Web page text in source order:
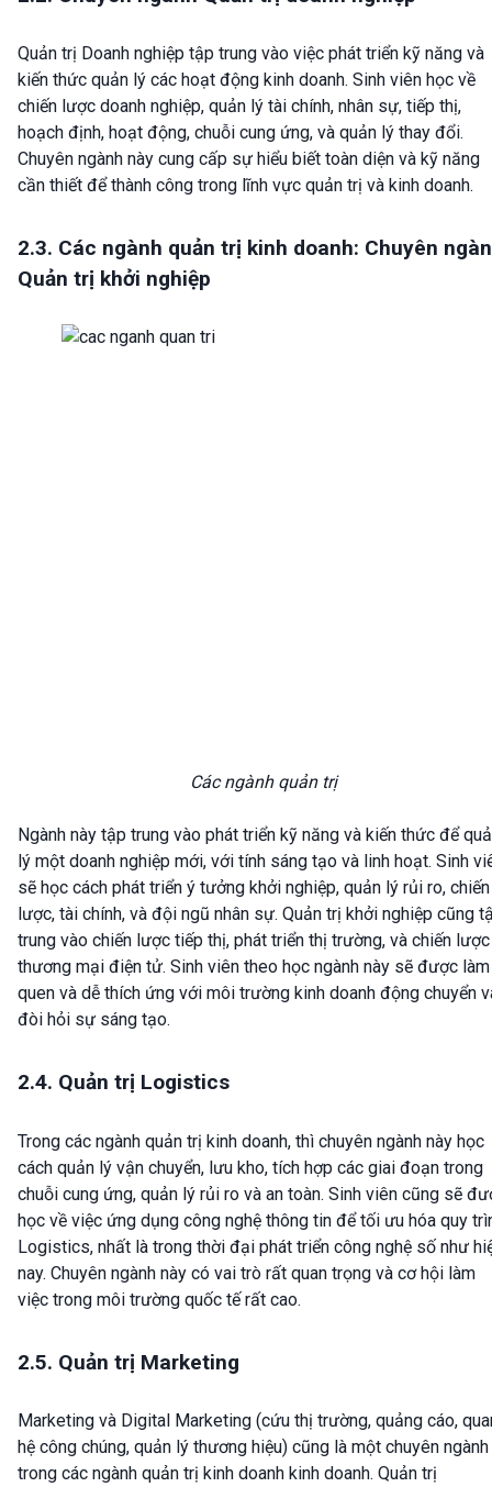
Quản trị Doanh nghiệp tập trung vào việc phát triển kỹ năng và
kiến thức quản lý các hoạt động kinh doanh. Sinh viên học về
chiến lược doanh nghiệp, quản lý tài chính, nhân sự, tiếp thị,
hoạch định, hoạt động, chuỗi cung ứng, và quản lý thay đổi.
Chuyên ngành này cung cấp sự hiểu biết toàn diện và kỹ năng
cần thiết để thành công trong lĩnh vực quản trị và kinh doanh.
2.3. Các ngành quản trị kinh doanh: Chuyên
Quản trị khởi nghiệp
Các ngành quản trị
Ngành này tập trung vào phát triển kỹ năng và kiến thức để
lý một doanh nghiệp mới, với tính sáng tạo và linh hoạt. Sinh
sẽ học cách phát triển ý tưởng khởi nghiệp, quản lý rủi ro, chiến
lược, tài chính, và đội ngũ nhân sự. Quản trị khởi nghiệp cũng
trung vào chiến lược tiếp thị, phát triển thị trường, và chiến lược
thương mại điện tử. Sinh viên theo học ngành này sẽ được làm
quen và dễ thích ứng với môi trường kinh doanh động chuyển
đòi hỏi sự sáng tạo.
2.4. Quản trị Logistics
Trong các ngành quản trị kinh doanh, thì chuyên ngành này học
cách quản lý vận chuyển, lưu kho, tích hợp các giai đoạn trong
chuỗi cung ứng, quản lý rủi ro và an toàn. Sinh viên cũng sẽ
học về việc ứng dụng công nghệ thông tin để tối ưu hóa quy
Logistics, nhất là trong thời đại phát triển công nghệ số như
nay. Chuyên ngành này có vai trò rất quan trọng và cơ hội làm
việc trong môi trường quốc tế rất cao.
2.5. Quản trị Marketing
Marketing và Digital Marketing (cứu thị trường, quảng cáo,
hệ công chúng, quản lý thương hiệu) cũng là một chuyên ngành
trong các ngành quản trị kinh doanh kinh doanh. Quản trị